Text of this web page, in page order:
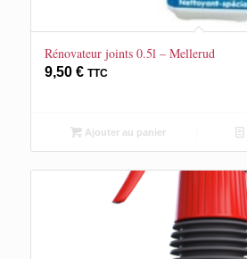
Rénovateur joints 0.5l – Mellerud
9,50 € TTC
Ajouter au panier